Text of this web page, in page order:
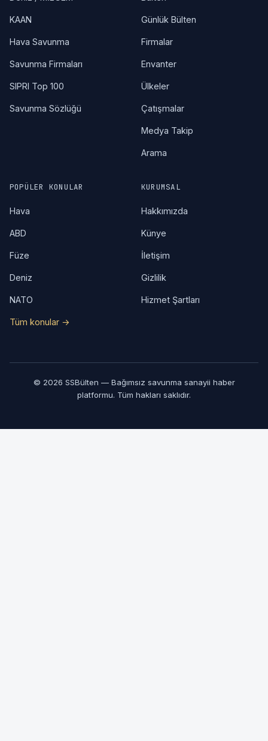
KAAN
Hava Savunma
Savunma Firmaları
SIPRI Top 100
Savunma Sözlüğü
Günlük Bülten
Firmalar
Envanter
Ülkeler
Çatışmalar
Medya Takip
Arama
POPÜLER KONULAR
Hava
ABD
Füze
Deniz
NATO
Tüm konular →
KURUMSAL
Hakkımızda
Künye
İletişim
Gizlilik
Hizmet Şartları
© 2026 SSBülten — Bağımsız savunma sanayii haber
platformu. Tüm hakları saklıdır.